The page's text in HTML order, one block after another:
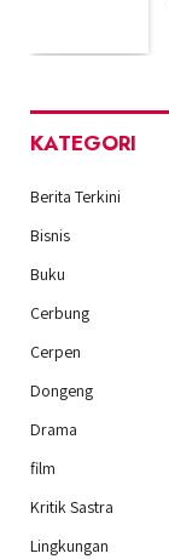
KATEGORI
Berita Terkini
Bisnis
Buku
Cerbung
Cerpen
Dongeng
Drama
film
Kritik Sastra
Lingkungan